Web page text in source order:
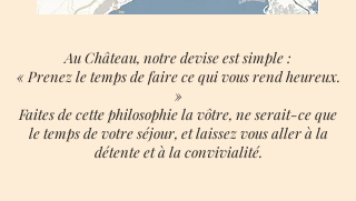
Au Château, notre devise est simple :
« Prenez le temps de faire ce qui vous rend heureux.
»
Faites de cette philosophie la vôtre, ne serait-ce que
le temps de votre séjour, et laissez vous aller à la
détente et à la convivialité.